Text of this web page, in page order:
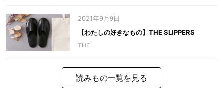
2021年9月9日
【わたしの好きなもの】THE SLIPPERS
THE
読みもの一覧を見る